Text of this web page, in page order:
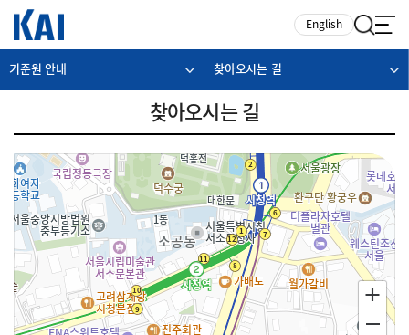
English
기준원 안내 찾아오시는 길
찾아오시는 길